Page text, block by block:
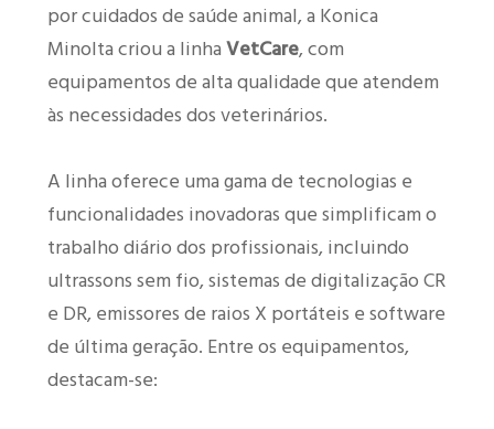
por cuidados de saúde animal, a Konica
Minolta criou a linhaVetCare, com
equipamentos de alta qualidade que atendem
às necessidades dos veterinários.
A linha oferece uma gama de tecnologias e
funcionalidades inovadoras que simplificam o
trabalho diário dos profissionais, incluindo
ultrassons sem fio, sistemas de digitalização CR
e DR, emissores de raios X portáteis e software
de última geração. Entre os equipamentos,
destacam-se: